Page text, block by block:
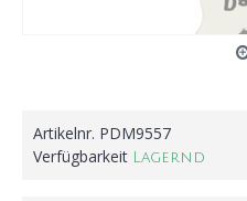
Artikelnr. PDM9557
Verfügbarkeit Lagernd